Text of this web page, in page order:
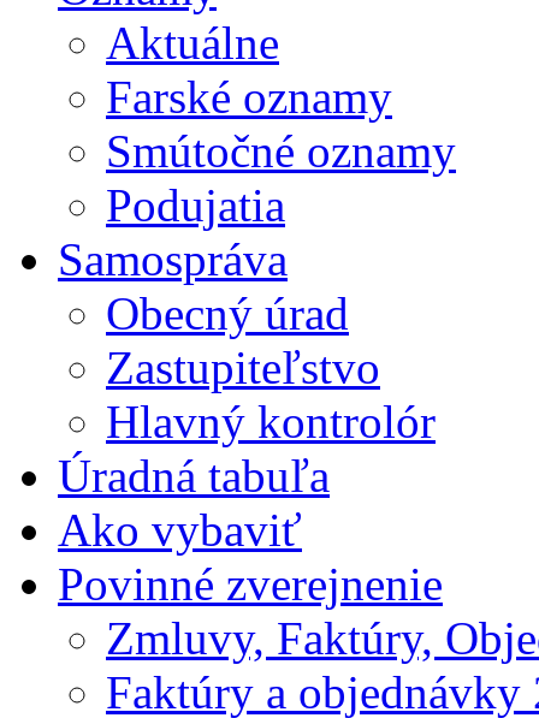
Aktuálne
Farské oznamy
Smútočné oznamy
Podujatia
Samospráva
Obecný úrad
Zastupiteľstvo
Hlavný kontrolór
Úradná tabuľa
Ako vybaviť
Povinné zverejnenie
Zmluvy, Faktúry,
Faktúry a objednávky